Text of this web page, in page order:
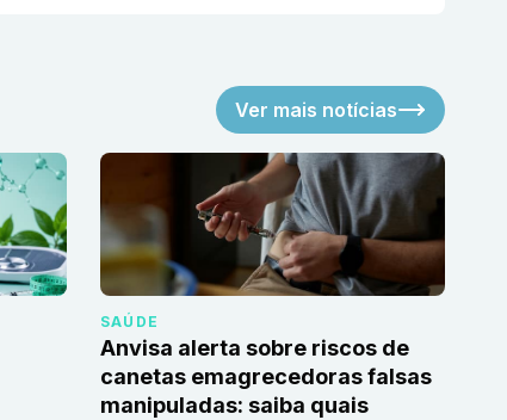
Ver mais notícias
SAÚDE
Anvisa alerta sobre riscos de
canetas emagrecedoras falsas
manipuladas: saiba quais